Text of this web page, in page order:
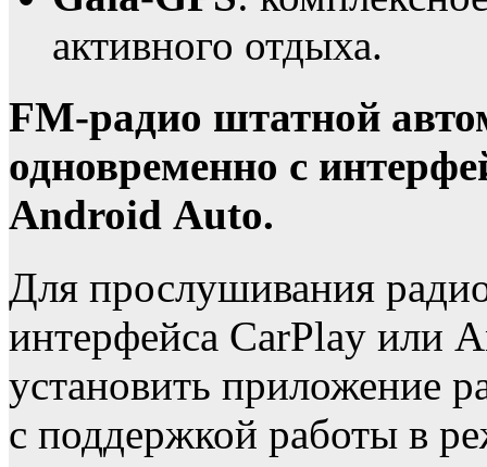
активного отдыха.
FM-радио штатной
одновременно с
Android Auto.
Для прослушивания
интерфейса CarPlay или
установить приложение
с поддержкой работы в